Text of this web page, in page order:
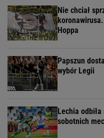
Nie chciał
Hoppa
Papszun
wybór Legii
Lechia
sobotnich